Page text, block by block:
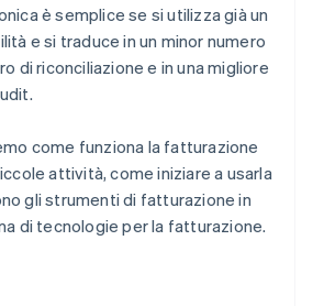
è semplice se si utilizza già un
e si traduce in un minor numero
di riconciliazione e in una migliore
come funziona la fatturazione
attività, come iniziare a usarla
gli strumenti di fatturazione in
di tecnologie per la fatturazione.